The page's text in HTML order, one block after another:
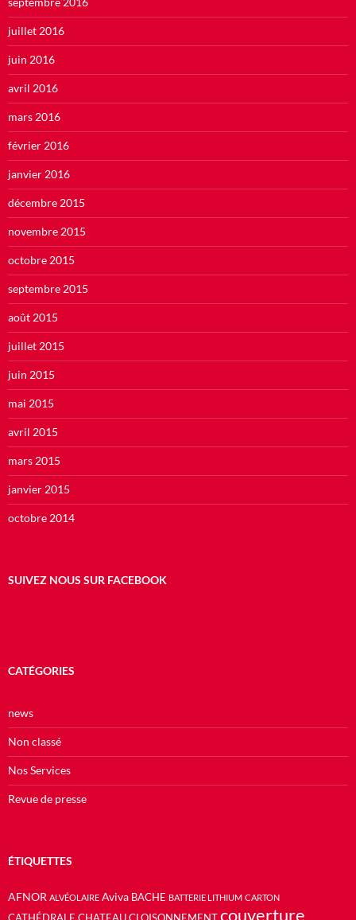
juillet 2016
juin 2016
avril 2016
mars 2016
février 2016
janvier 2016
décembre 2015
novembre 2015
octobre 2015
septembre 2015
août 2015
juillet 2015
juin 2015
mai 2015
avril 2015
mars 2015
janvier 2015
octobre 2014
SUIVEZ NOUS SUR FACEBOOK
CATÉGORIES
news
Non classé
Nos Services
Revue de presse
ÉTIQUETTES
AFNOR ALVÉOLAIRE Aviva BACHE BATTERIE LITHIUM CARTON
couverture